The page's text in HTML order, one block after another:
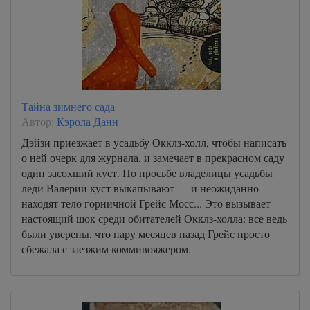
22
Тайна зимнего сада
Автор: Кэрола Данн
Дэйзи приезжает в усадьбу Окклз-холл, чтобы написать
о ней очерк для журнала, и замечает в прекрасном саду
один засохший куст. По просьбе владелицы усадьбы
леди Валерии куст выкапывают — и неожиданно
находят тело горничной Грейс Мосс... Это вызывает
настоящий шок среди обитателей Окклз-холла: все ведь
были уверены, что пару месяцев назад Грейс просто
сбежала с заезжим коммивояжером.